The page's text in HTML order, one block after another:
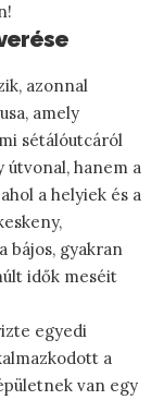
azonnal
amely
sétálóutcáról
útvonal, hanem a
a helyiek és a
bájos, gyakran
idők meséit
egyedi
a
van egy